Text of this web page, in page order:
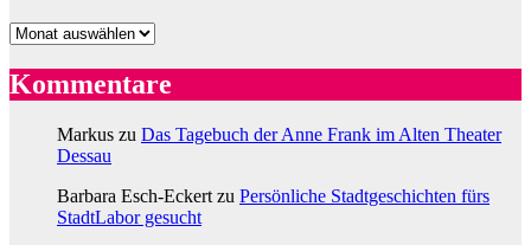
Archiv
Kommentare
Markus zu Das Tagebuch der Anne Frank im Alten Theater
Dessau
Barbara Esch-Eckert zu Persönliche Stadtgeschichten fürs
StadtLabor gesucht